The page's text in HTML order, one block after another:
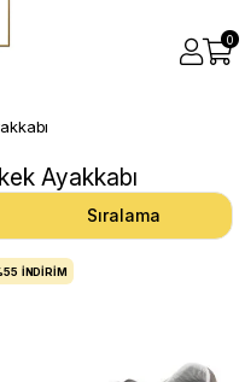
0
Ayakkabı
Sıralama
İNDIRIM